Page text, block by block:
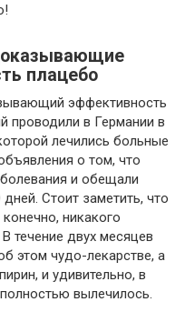
плацебо
эффективность
проводили в Германии в
лечились больные
о том, что
и обещали
Стоит заметить, что
никакого
течение двух месяцев
этом чудо-лекарстве, а
и удивительно, в
вылечилось.